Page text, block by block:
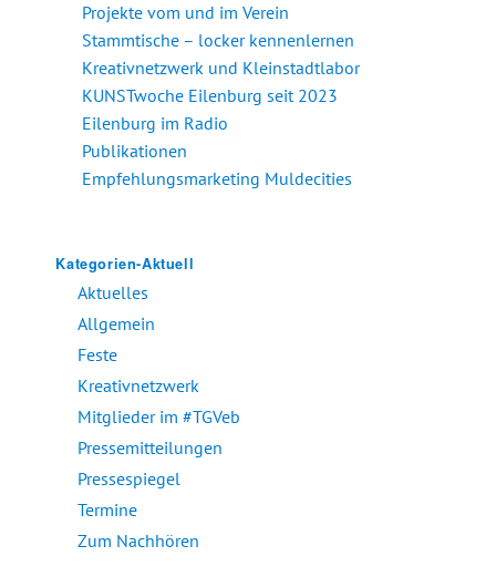
Projekte vom und im Verein
Stammtische – locker kennenlernen
Kreativnetzwerk und Kleinstadtlabor
KUNSTwoche Eilenburg seit 2023
Eilenburg im Radio
Publikationen
Empfehlungsmarketing Muldecities
Kategorien-Aktuell
Aktuelles
Allgemein
Feste
Kreativnetzwerk
Mitglieder im #TGVeb
Pressemitteilungen
Pressespiegel
Termine
Zum Nachhören